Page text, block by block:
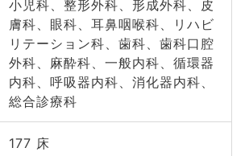
小児科、整形外科、形成外科、皮
膚科、眼科、耳鼻咽喉科、リハビ
リテーション科、歯科、歯科口腔
外科、麻酔科、一般内科、循環器
内科、呼吸器内科、消化器内科、
総合診療科
177 床